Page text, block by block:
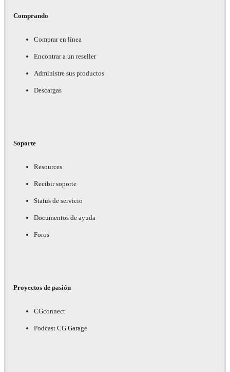
Comprando
Comprar en línea
Encontrar a un reseller
Administre sus productos
Descargas
Soporte
Resources
Recibir soporte
Status de servicio
Documentos de ayuda
Foros
Proyectos de pasión
CGconnect
Podcast CG Garage